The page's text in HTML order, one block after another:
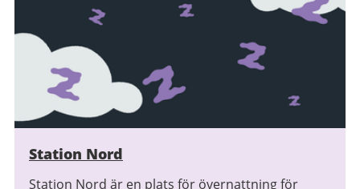
Station Nord
Station Nord är en plats för övernattning för